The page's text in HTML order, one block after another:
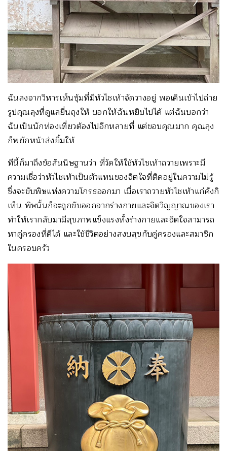
ฉันลงจากวิหารเห็นซุ้มที่มีหัวไชเท้าจัดวางอยู่ พอเดินเข้าไปถ่าย
รูปคุณลุงที่ดูแลยื่นถุงให้ บอกให้ฉันหยิบไปได้ แต่ฉันบอกว่า
ฉันเป็นนักท่องเที่ยวต้องไปอีกหลายที่ แต่ขอบคุณมาก คุณลุง
ก็พยักหน้าส่งยิ้มให้
ทีนี้ก็มาถึงข้อสันนิษฐานว่า ที่วัดให้ใช้หัวไชเท้าถวายเพราะมี
ความเชื่อว่าหัวไชเท้าเป็นตัวแทนของจิตใจที่ติดอยู่ในความไม่รู้
ซึ่งจะขับพิษแห่งความโกรธออกมา เมื่อเราถวายหัวไชเท้าแก่คังกิ
เท็น พิษนั้นก็จะถูกขับออกจากร่างกายและจิตวิญญาณของเรา
ทำให้เรากลับมามีสุขภาพแข็งแรงทั้งร่างกายและจิตใจสามารถ
หาคู่ครองที่ดีได้ และใช้ชีวิตอย่างสงบสุขกับคู่ครองและสมาชิก
ในครอบครัว